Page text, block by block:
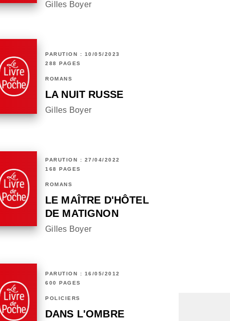
Gilles Boyer
PARUTION : 10/05/2023
288 PAGES
ROMANS
LA NUIT RUSSE
Gilles Boyer
PARUTION : 27/04/2022
168 PAGES
ROMANS
LE MAÎTRE D'HÔTEL
DE MATIGNON
Gilles Boyer
PARUTION : 16/05/2012
600 PAGES
POLICIERS
DANS L'OMBRE